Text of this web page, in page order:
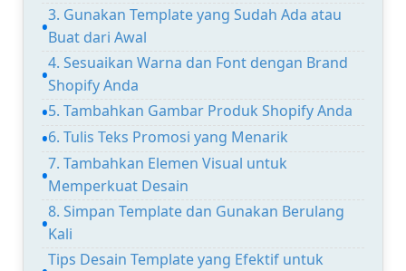
3. Gunakan Template yang Sudah Ada atau
Buat dari Awal
4. Sesuaikan Warna dan Font dengan Brand
Shopify Anda
5. Tambahkan Gambar Produk Shopify Anda
6. Tulis Teks Promosi yang Menarik
7. Tambahkan Elemen Visual untuk
Memperkuat Desain
8. Simpan Template dan Gunakan Berulang
Kali
Tips Desain Template yang Efektif untuk